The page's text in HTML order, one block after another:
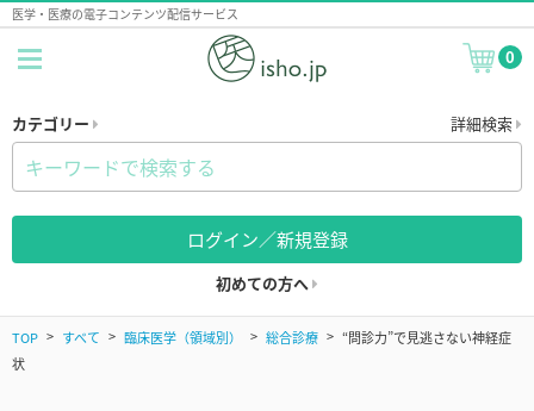
医学・医療の電子コンテンツ配信サービス
0
カテゴリー 詳細検索
ログイン／新規登録
初めての方へ
TOP すべて 臨床医学（領域別） 総合診療
“問診力”で見逃さない神経症
状